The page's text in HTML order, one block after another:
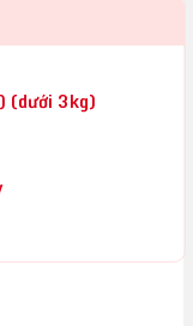
(dưới 3kg)